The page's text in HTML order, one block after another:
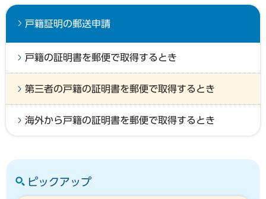
戸籍証明の郵送申請
戸籍の証明書を郵便で取得するとき
第三者の戸籍の証明書を郵便で取得するとき
海外から戸籍の証明書を郵便で取得するとき
ピックアップ